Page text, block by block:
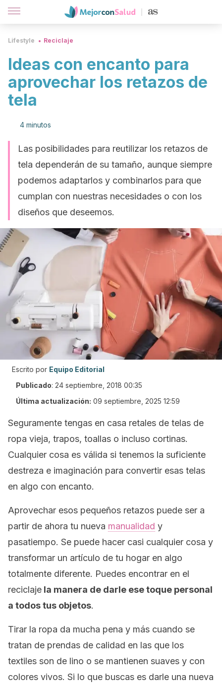
Lifestyle Reciclaje
Ideas con encanto para
aprovechar los retazos de
tela
4 minutos
Las posibilidades para reutilizar los retazos de
tela dependerán de su tamaño, aunque siempre
podemos adaptarlos y combinarlos para que
cumplan con nuestras necesidades o con los
diseños que deseemos.
Escrito por Equipo Editorial
Publicado: 24 septiembre, 2018 00:35
Última actualización: 09 septiembre, 2025 12:59
Seguramente tengas en casa retales de telas de
ropa vieja, trapos, toallas o incluso cortinas.
Cualquier cosa es válida si tenemos la suficiente
destreza e imaginación para convertir esas telas
en algo con encanto.
Aprovechar esos pequeños retazos puede ser a
partir de ahora tu nueva manualidad y
pasatiempo. Se puede hacer casi cualquier cosa y
transformar un artículo de tu hogar en algo
totalmente diferente. Puedes encontrar en el
reciclaje la manera de darle ese toque personal
a todos tus objetos.
Tirar la ropa da mucha pena y más cuando se
tratan de prendas de calidad en las que los
textiles son de lino o se mantienen suaves y con
colores vivos. Si lo que buscas es darle una nueva